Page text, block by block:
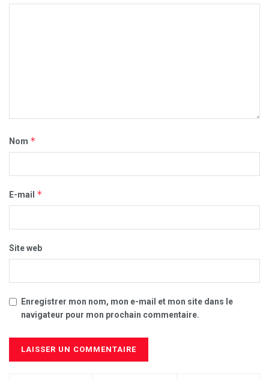
Nom *
E-mail *
Site web
Enregistrer mon nom, mon e-mail et mon site dans le
navigateur pour mon prochain commentaire.